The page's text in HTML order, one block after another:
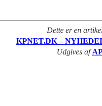
Dette er en
KPNET.DK –
Udgives af